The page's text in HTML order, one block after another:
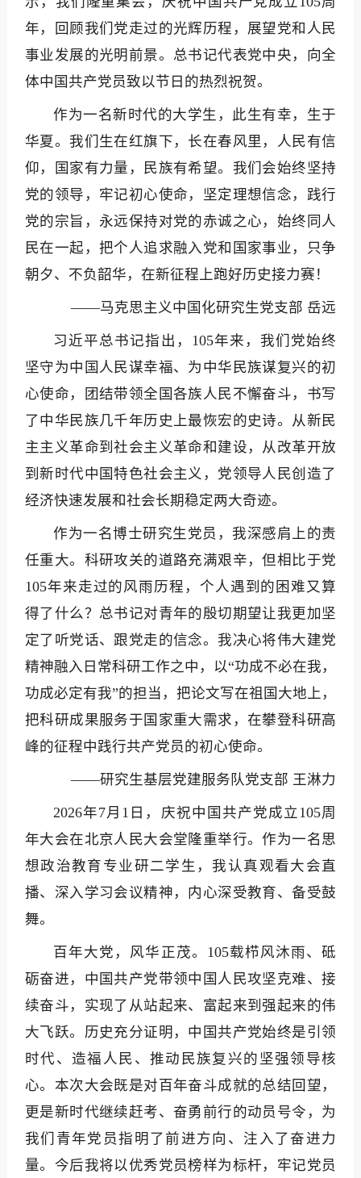
年，回顾我们党走过的光辉历程，展望党和人民
事业发展的光明前景。总书记代表党中央，向全
体中国共产党员致以节日的热烈祝贺。
作为一名新时代的大学生，此生有幸，生于
华夏。我们生在红旗下，长在春风里，人民有信
仰，国家有力量，民族有希望。我们会始终坚持
党的领导，牢记初心使命，坚定理想信念，践行
党的宗旨，永远保持对党的赤诚之心，始终同人
民在一起，把个人追求融入党和国家事业，只争
朝夕、不负韶华，在新征程上跑好历史接力赛！
——马克思主义中国化研究生党支部 岳远
习近平总书记指出，105年来，我们党始终
坚守为中国人民谋幸福、为中华民族谋复兴的初
心使命，团结带领全国各族人民不懈奋斗，书写
了中华民族几千年历史上最恢宏的史诗。从新民
主主义革命到社会主义革命和建设，从改革开放
到新时代中国特色社会主义，党领导人民创造了
经济快速发展和社会长期稳定两大奇迹。
作为一名博士研究生党员，我深感肩上的责
任重大。科研攻关的道路充满艰辛，但相比于党
105年来走过的风雨历程，个人遇到的困难又算
得了什么？总书记对青年的殷切期望让我更加坚
定了听党话、跟党走的信念。我决心将伟大建党
精神融入日常科研工作之中 ，以“功成不必在我，
功成必定有我”的担当，把论文写在祖国大地上，
把科研成果服务于国家重大需求，在攀登科研高
峰的征程中践行共产党员的初心使命。
——研究生基层党建服务队党支部 王淋力
2026年7月1日，庆祝中国共产党成立105周
年大会在北京人民大会堂隆重举行。作为一名思
想政治教育专业研二学生，我认真观看大会直
播、深入学习会议精神，内心深受教育、备受鼓
舞。
百年大党，风华正茂。105载栉风沐雨、砥
砺奋进，中国共产党带领中国人民攻坚克难、接
续奋斗，实现了从站起来、富起来到强起来的伟
大飞跃。历史充分证明，中国共产党始终是引领
时代、造福人民、推动民族复兴的坚强领导核
心。本次大会既是对百年奋斗成就的总结回望，
更是新时代继续赶考、奋勇前行的动员号令，为
我们青年党员指明了前进方向、注入了奋进力
量。今后我将以优秀党员榜样为标杆，牢记党员